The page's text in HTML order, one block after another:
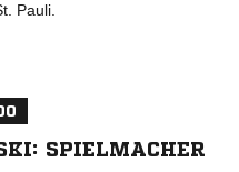
Pauli.
SPIELMACHER